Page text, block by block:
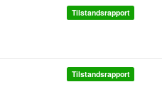
Tilstandsrapport
Tilstandsrapport